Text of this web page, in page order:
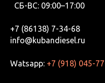
СБ-ВС: 09:00–17:00
+7 (86138) 7-34-68
info@kubandiesel.ru
Watsapp: +7 (918) 045-